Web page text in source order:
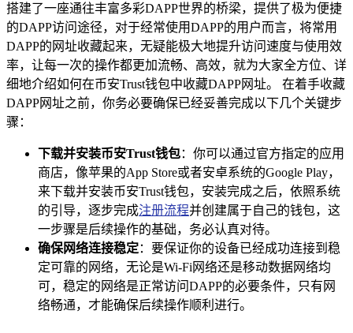
搭建了一座通往丰富多彩DAPP世界的桥梁，提供了极为便捷
的DAPP访问途径，对于经常使用DAPP的用户而言，将常用
DAPP的网址收藏起来，无疑能极大地提升访问速度与使用效
率，让每一次的操作都更加流畅、高效，就为大家全方位、详
细地介绍如何在币安Trust钱包中收藏DAPP网址。 在着手收藏
DAPP网址之前，你务必要确保已经妥善完成以下几个关键步
骤：
下载并安装币安Trust钱包：你可以通过官方指定的应用
商店，像苹果的App Store或者安卓系统的Google Play，
来下载并安装币安Trust钱包，安装完成之后，依照系统
的引导，逐步完成注册流程并创建属于自己的钱包，这
一步骤是后续操作的基础，务必认真对待。
确保网络连接稳定：要保证你的设备已经成功连接到稳
定可靠的网络，无论是Wi-Fi网络还是移动数据网络均
可，稳定的网络是正常访问DAPP的必要条件，只有网
络畅通，才能确保后续操作顺利进行。